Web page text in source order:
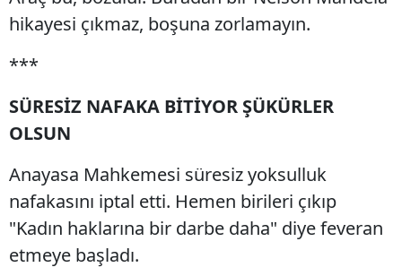
hikayesi çıkmaz, boşuna zorlamayın.
***
SÜRESİZ NAFAKA BİTİYOR ŞÜKÜRLER
OLSUN
Anayasa Mahkemesi süresiz yoksulluk
nafakasını iptal etti. Hemen birileri çıkıp
"Kadın haklarına bir darbe daha" diye feveran
etmeye başladı.